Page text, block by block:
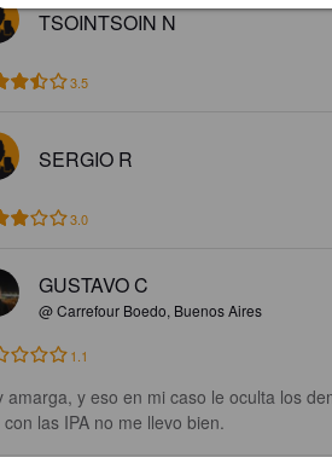
TSOINTSOIN N
3.5
SERGIO R
3.0
GUSTAVO C
@ Carrefour Boedo, Buenos Aires
1.1
amarga, y eso en mi caso le oculta los
las IPA no me llevo bien.